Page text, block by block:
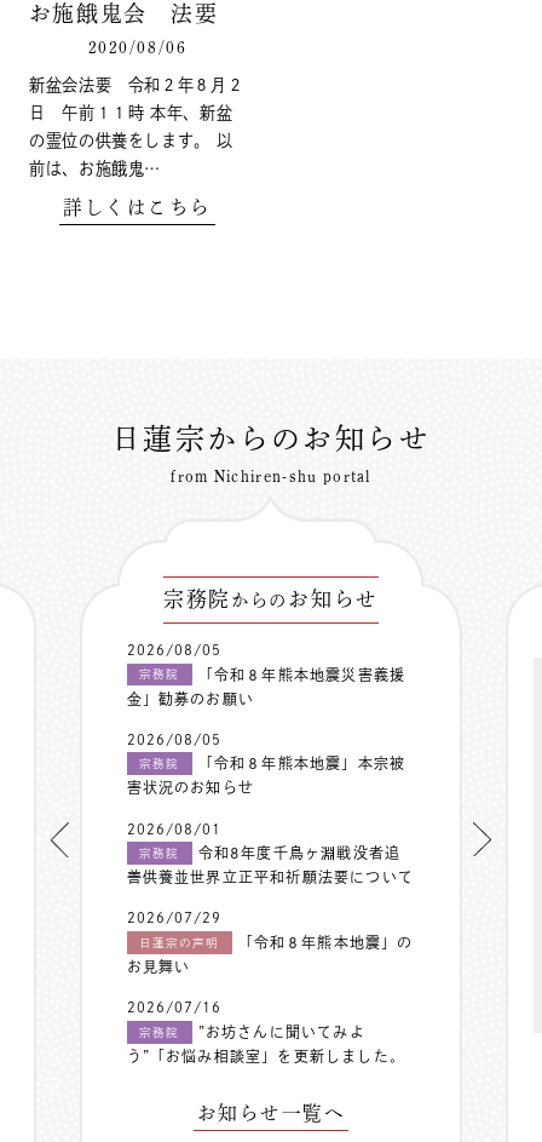
お施餓鬼会 法要
2020/08/06
新盆会法要 令和２年８月２
日 午前１１時 本年、新盆
の霊位の供養をします。 以
前は、お施餓鬼…
詳しくはこちら
日蓮宗からのお知らせ
from Nichiren-shu portal
宗務院 からの お知らせ
2026/08/05
宗務院
「令和８年熊本地震災害義援
金」勧募のお願い
2026/08/05
宗務院
「令和８年熊本地震」本宗被
害状況のお知らせ
2026/08/01
宗務院
令和8年度千鳥ヶ淵戦没者追
善供養並世界立正平和祈願法要について
2026/07/29
日蓮宗の声明
「令和８年熊本地震」の
お見舞い
2026/07/16
宗務院
”お坊さんに聞いてみよ
う”「お悩み相談室」を更新しました。
お知らせ一覧へ